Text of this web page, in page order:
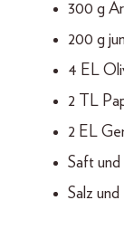
300 g
200 g
4 EL
2 TL
2 EL
Saft
Salz